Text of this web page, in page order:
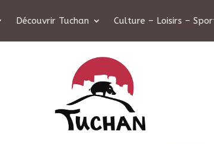
Découvrir Tuchan Culture – Loisirs –